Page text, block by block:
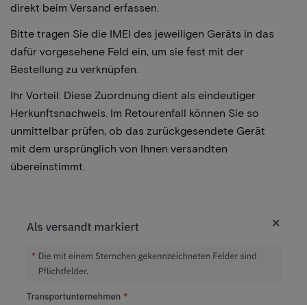
direkt beim Versand erfassen.
Bitte tragen Sie die IMEI des jeweiligen Geräts in das
dafür vorgesehene Feld ein, um sie fest mit der
Bestellung zu verknüpfen.
Ihr Vorteil: Diese Zuordnung dient als eindeutiger
Herkunftsnachweis. Im Retourenfall können Sie so
unmittelbar prüfen, ob das zurückgesendete Gerät
mit dem ursprünglich von Ihnen versandten
übereinstimmt.